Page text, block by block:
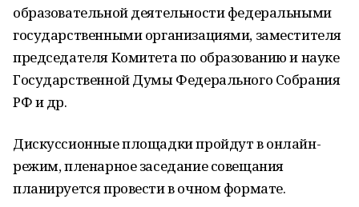
образовательной деятельности федеральными
государственными организациями, заместителя
председателя Комитета по образованию и науке
Государственной Думы Федерального Собрания
РФ и др.
Дискуссионные площадки пройдут в онлайн-
режим, пленарное заседание совещания
планируется провести в очном формате.